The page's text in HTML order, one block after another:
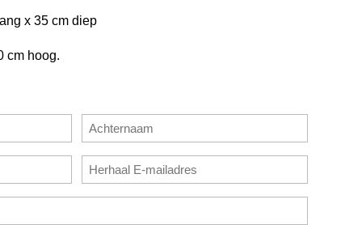
x 35 cm diep
cm hoog.
Achternaam
E-